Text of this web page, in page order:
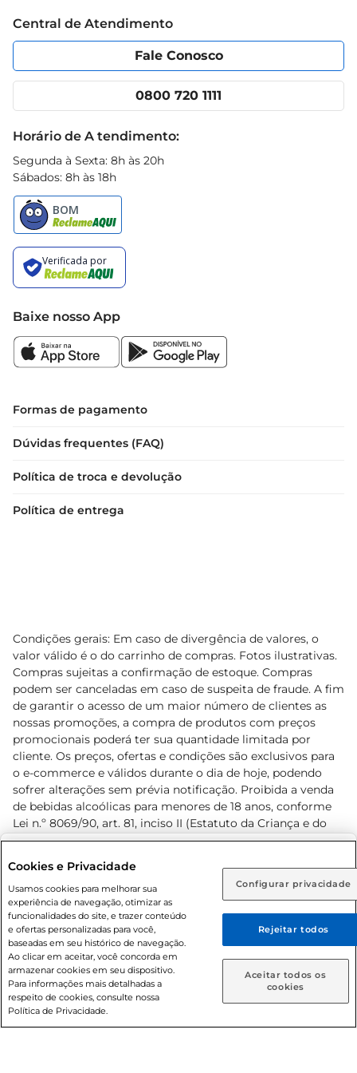
Rio de Janeiro (RJ) Goiás (GO)
Ou
Caso queira comprar online, informe como deseja receber
suas compras:
Entrega em casa Retire em Loja
em até 3 dias para garantir a frescura e o sabor.
O Sonho Recheado de Chocolate é mais do que
um doce
Política de Privacidade
Portal do fornecedor
Cencosud Media
Código de Ética
App Prezunic
Central de Atendimento
Fale Conosco
0800 720 1111
Horário de A tendimento:
Segunda à Sexta: 8h às 20h
Sábados: 8h às 18h
Baixe nosso App
Formas de pagamento
Dúvidas frequentes (FAQ)
Política de troca e devolução
Política de entrega
Condições gerais: Em caso de divergência de valores, o
valor válido é o do carrinho de compras. Fotos ilustrativas.
Compras sujeitas a confirmação de estoque. Compras
podem ser canceladas em caso de suspeita de fraude. A fim
de garantir o acesso de um maior número de clientes as
nossas promoções, a compra de produtos com preços
promocionais poderá ter sua quantidade limitada por
cliente. Os preços, ofertas e condições são exclusivos para
o e-commerce e válidos durante o dia de hoje, podendo
sofrer alterações sem prévia notificação. Proibida a venda
de bebidas alcoólicas para menores de 18 anos, conforme
Lei n.º 8069/90, art. 81, inciso II (Estatuto da Criança e do
Adolescente). Preços e condições exclusivos para o
prévio. O valor mínimo para as compras on-line é de R$
80,00.
© 2026 Copyright. Todos os direitos
reservados Prezunic.
Cookies e Privacidade
Usamos cookies para melhorar sua
experiência de navegação, otimizar as
funcionalidades do site, e trazer conteúdo
e ofertas personalizadas para você,
baseadas em seu histórico de navegação.
Ao clicar em aceitar, você concorda em
armazenar cookies em seu dispositivo.
Para informações mais detalhadas a
respeito de cookies, consulte nossa
Política de Privacidade.
Configurar privacidade
Rejeitar todos
Aceitar todos os
cookies